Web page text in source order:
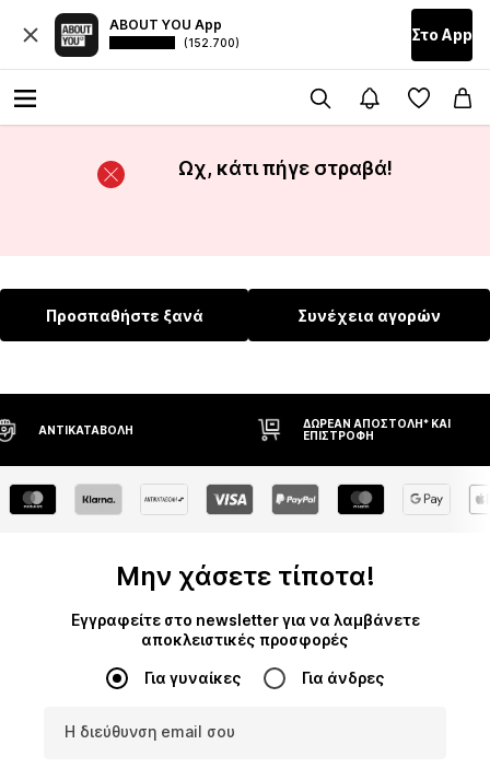
ABOUT YOU App
(152.700) Στο Αpp
Ωχ, κάτι πήγε στραβά!
Προσπαθήστε ξανά Συνέχεια αγορών
ΔΩΡΕΆΝ ΑΠΟΣΤΟΛΉ* ΚΑΙ
ΕΠΙΣΤΡΟΦΉ
ΔΙΚΑΊΩΜΑ
Μην χάσετε τίποτα!
Εγγραφείτε στο newsletter για να λαμβάνετε
αποκλειστικές προσφορές
Για γυναίκες Για άνδρες
Η διεύθυνση email σου